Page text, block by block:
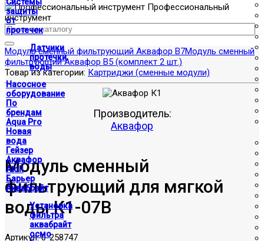
защиты
от
протечек
Датчики
протечки
воды
Насосное
оборудование
По
брендам
Aqua Pro
Новая
вода
Гейзер
Аквафор
Atoll
Барьер
Аквабрайт
Установка
фильтра
аквабрайт
осмо
Профессиональный
инструмент
Модуль сменный фильтрующий Аквафор В7Модуль сменный
фильтрующий Аквафор В5 (комплект 2 шт.)
Товар из категории: Картриджи (сменные модули)
Производитель:
Аквафор
Модуль сменный
фильтрующий для мягкой
воды К1-07В
Артикул:0-258747